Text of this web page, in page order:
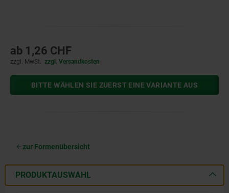
ab 1,26 CHF
zzgl. MwSt. zzgl. Versandkosten
BITTE WÄHLEN SIE ZUERST EINE VARIANTE AUS
zur Formenübersicht
PRODUKTAUSWAHL